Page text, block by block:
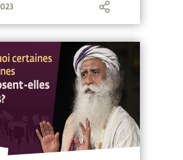
on peut l'utiliser pour